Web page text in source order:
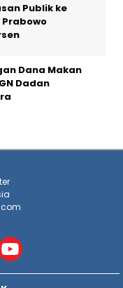
Publik ke
Dana Makan
Dadan